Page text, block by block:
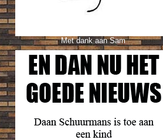
Met dank aan Sam